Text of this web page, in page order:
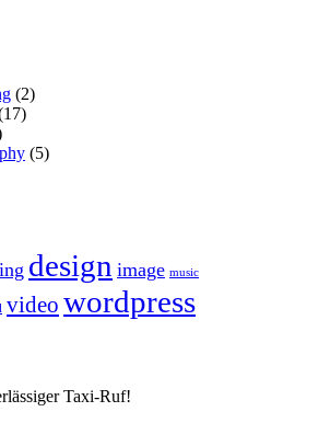
(2)
(5)
design image music
video wordpress
Taxi-Ruf!